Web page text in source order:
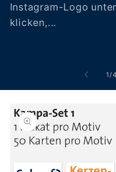
Instagram-Logo
klicken,...
1/4